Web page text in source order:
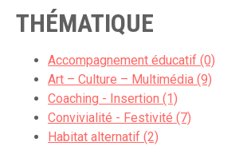
THÉMATIQUE
Accompagnement éducatif (0)
Art – Culture – Multimédia (9)
Coaching - Insertion (1)
Convivialité - Festivité (7)
Habitat alternatif (2)